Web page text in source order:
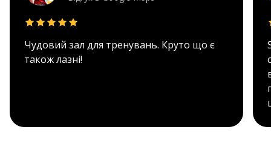
Чудовий зал для тренувань. Круто що є
також лазні!